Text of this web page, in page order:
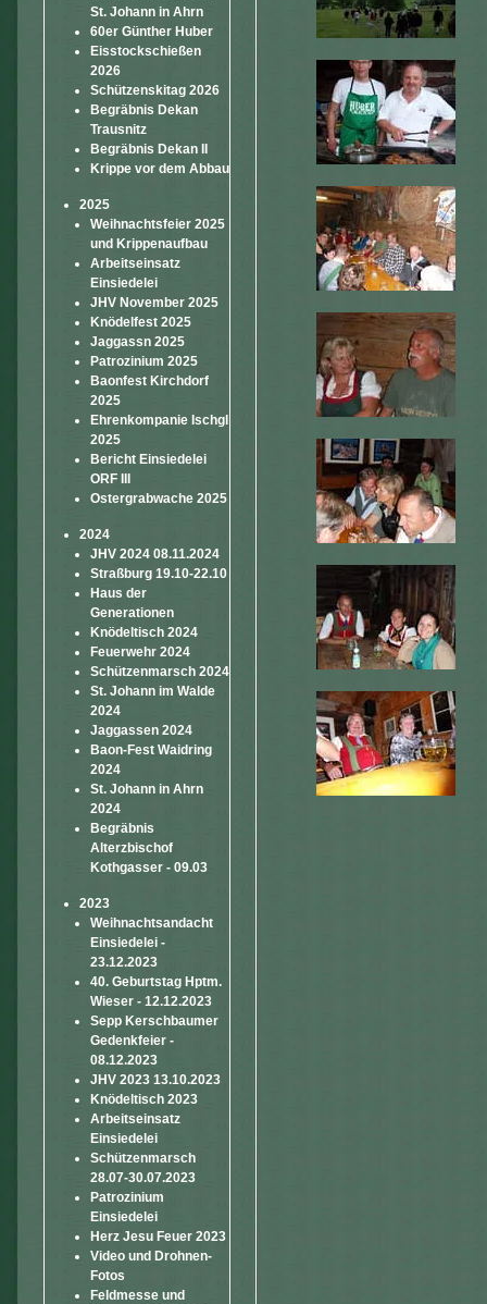
St. Johann in Ahrn
60er Günther Huber
Eisstockschießen
2026
Schützenskitag 2026
Begräbnis Dekan
Trausnitz
Begräbnis Dekan II
Krippe vor dem Abbau
2025
Weihnachtsfeier 2025
und Krippenaufbau
Arbeitseinsatz
Einsiedelei
JHV November 2025
Knödelfest 2025
Jaggassn 2025
Patrozinium 2025
Baonfest Kirchdorf
2025
Ehrenkompanie Ischgl
2025
Bericht Einsiedelei
ORF III
Ostergrabwache 2025
2024
JHV 2024 08.11.2024
Straßburg 19.10-22.10
Haus der
Generationen
Knödeltisch 2024
Feuerwehr 2024
Schützenmarsch 2024
St. Johann im Walde
2024
Jaggassen 2024
Baon-Fest Waidring
2024
St. Johann in Ahrn
2024
Begräbnis
Alterzbischof
Kothgasser - 09.03
2023
Weihnachtsandacht
Einsiedelei -
23.12.2023
40. Geburtstag Hptm.
Wieser - 12.12.2023
Sepp Kerschbaumer
Gedenkfeier -
08.12.2023
JHV 2023 13.10.2023
Knödeltisch 2023
Arbeitseinsatz
Einsiedelei
Schützenmarsch
28.07-30.07.2023
Patrozinium
Einsiedelei
Herz Jesu Feuer 2023
Video und Drohnen-
Fotos
Feldmesse und